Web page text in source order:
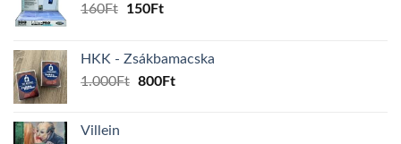
160Ft
Original
160Ft.
150FtCurrent
150Ft.
HKK - Zsákbamacska
1.000Ft Original
800FtCurrent
Villein